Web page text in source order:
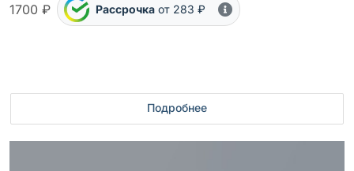
1700 ₽ Рассрочка от 283 ₽
Подробнее